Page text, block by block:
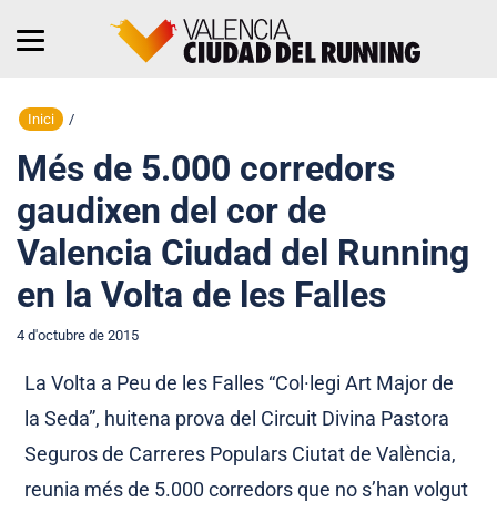
Inici /
Més de 5.000 corredors
gaudixen del cor de
Valencia Ciudad del Running
en la Volta de les Falles
4 d'octubre de 2015
La Volta a Peu de les Falles “Col·legi Art Major de
la Seda”, huitena prova del Circuit Divina Pastora
Seguros de Carreres Populars Ciutat de València,
reunia més de 5.000 corredors que no s’han volgut